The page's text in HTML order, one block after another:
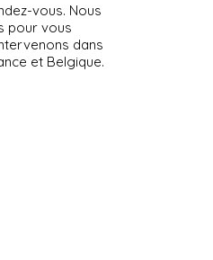
vous. Nous
pour vous
dans
et Belgique.